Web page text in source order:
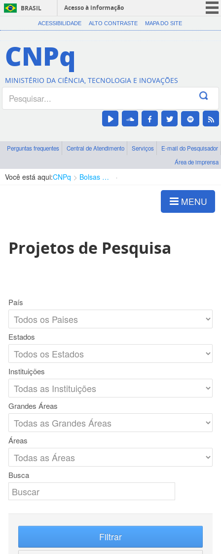
BRASIL
Acesso à informação
CORONAVÍRUS (COVID-19)
Canais
ACESSIBILIDADE ALTO CONTRASTE MAPA DO SITE
CNPq
MINISTÉRIO DA CIÊNCIA, TECNOLOGIA E INOVAÇÕES
Perguntas frequentes Central de Atendimento Serviços
E-mail do Pesquisador
Área de imprensa
Você está aqui:CNPq Bolsas e Auxílios Vigentes
MENU
Projetos de Pesquisa
País
Estados
Instituições
Grandes Áreas
Áreas
Busca
Filtrar